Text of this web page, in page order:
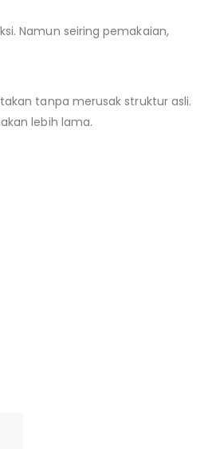
Namun seiring pemakaian,
tanpa merusak struktur asli.
lebih lama.